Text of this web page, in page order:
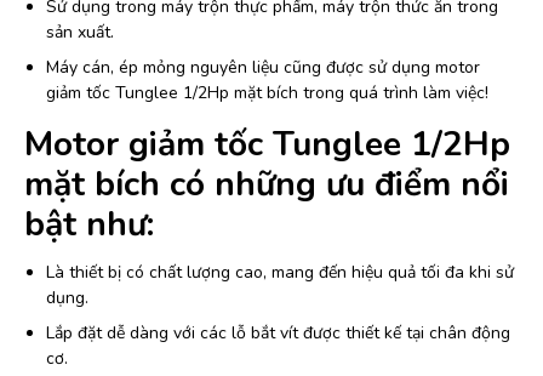
Sử dụng trong máy trộn thực phẩm, máy trộn thức ăn trong
sản xuất.
Máy cán, ép mỏng nguyên liệu cũng được sử dụng motor
giảm tốc Tunglee 1/2Hp mặt bích trong quá trình làm việc!
Motor giảm tốc Tunglee 1/2Hp
mặt bích có những ưu điểm nổi
bật như:
Là thiết bị có chất lượng cao, mang đến hiệu quả tối đa khi sử
dụng.
Lắp đặt dễ dàng với các lỗ bắt vít được thiết kế tại chân động
cơ.